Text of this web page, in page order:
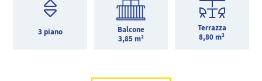
3 piano
Balcone
3,85 m²
Terrazza
8,80 m²